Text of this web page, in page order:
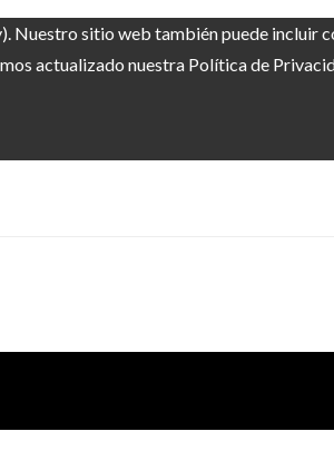
Nuestro sitio web también puede incluir
actualizado nuestra Política de